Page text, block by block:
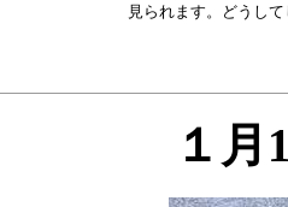
１月